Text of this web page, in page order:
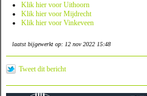
Klik hier voor Uithoorn
Klik hier voor Mijdrecht
Klik hier voor Vinkeveen
laatst bijgewerkt op: 12 nov 2022 15:48
Tweet dit bericht